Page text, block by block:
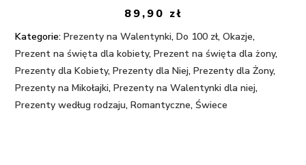
89,90 zł
Kategorie: Prezenty na Walentynki,Do 100 zł,Okazje,
Prezent na święta dla kobiety,Prezent na święta dla żony,
Prezenty dla Kobiety,Prezenty dla Niej,Prezenty dla Żony,
Prezenty na Mikołajki,Prezenty na Walentynki dla niej,
Prezenty według rodzaju,Romantyczne,Świece